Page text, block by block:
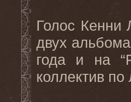
Голос
двух
года и на
коллектив